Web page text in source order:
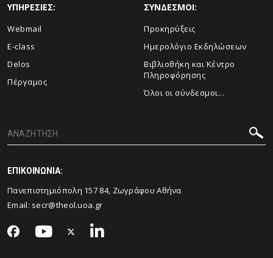
ΥΠΗΡΕΣΙΕΣ:
Webmail
E-class
Delos
Πέργαμος
ΣΥΝΔΕΣΜΟΙ:
Προκηρύξεις
Ημερολόγιο Εκδηλώσεων
Βιβλιοθήκη και Κέντρο
Πληροφόρησης
Όλοι οι σύνδεσμοι...
ΕΠΙΚΟΙΝΩΝΙΑ:
Πανεπιστημιόπολη 157 84, Ζωγράφου Αθήνα
Email: secr@theol.uoa.gr